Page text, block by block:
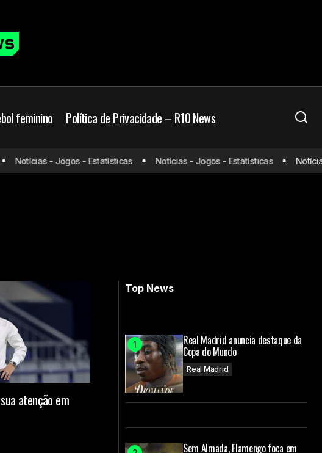
feminino Política de Privacidade – R10 News
Notícias - Jogos - Estatísticas Notícias - Jogos - Estatísticas
atenção em
Top News
Real Madrid anuncia destaque da
Copa do Mundo
Real Madrid
Sem Almada, Flamengo foca em